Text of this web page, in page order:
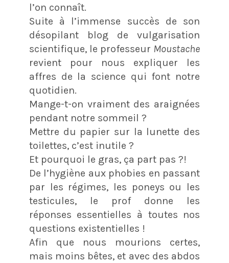
l’on connaît.
Suite à l’immense succès de son
désopilant blog de vulgarisation
scientifique, le professeur Moustache
revient pour nous expliquer les
affres de la science qui font notre
quotidien.
Mange-t-on vraiment des araignées
pendant notre sommeil ?
Mettre du papier sur la lunette des
toilettes, c’est inutile ?
Et pourquoi le gras, ça part pas ?!
De l’hygiène aux phobies en passant
par les régimes, les poneys ou les
testicules, le prof donne les
réponses essentielles à toutes nos
questions existentielles !
Afin que nous mourions certes,
mais moins bêtes, et avec des abdos